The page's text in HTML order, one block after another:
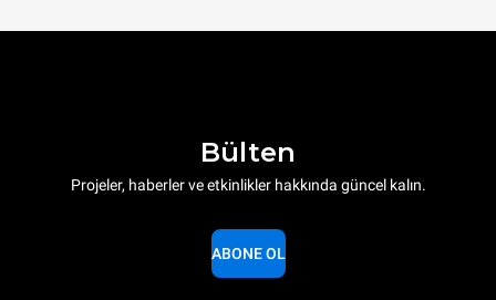
Bülten
Projeler, haberler ve etkinlikler hakkında güncel kalın.
ABONE OL